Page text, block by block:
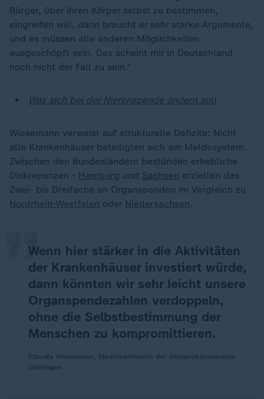
Bürger, über ihren Körper selbst zu bestimmen,
eingreifen will, dann braucht er sehr starke Argumente,
und es müssen alle anderen Möglichkeiten
ausgeschöpft sein. Das scheint mir in Deutschland
noch nicht der Fall zu sein."
Was sich bei der Nierenspende ändern soll
Wiesemann verweist auf strukturelle Defizite: Nicht
alle Krankenhäuser beteiligten sich am Meldesystem.
Zwischen den Bundesländern bestünden erhebliche
Diskrepanzen - Hamburg und Sachsen erzielten das
Zwei- bis Dreifache an Organspenden im Vergleich zu
Nordrhein-Westfalen oder Niedersachsen.
Wenn hier stärker in die Aktivitäten
der Krankenhäuser investiert würde,
dann könnten wir sehr leicht unsere
Organspendezahlen verdoppeln,
ohne die Selbstbestimmung der
Menschen zu kompromittieren.
„